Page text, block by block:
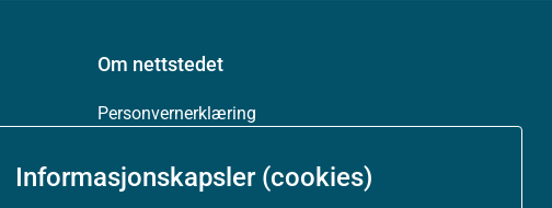
Informasjonskapsler (cookies)
Om nettstedet
Personvernerklæring
Tilgjengelighetserklæring (uustatus.no)